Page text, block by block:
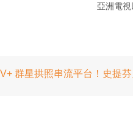
亞洲電視
群星拱照串流平台！史提